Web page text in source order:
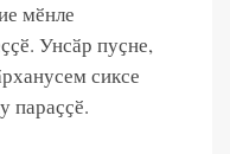
мӗнле
Унсӑр пуҫне,
сиксе
параҫҫӗ.